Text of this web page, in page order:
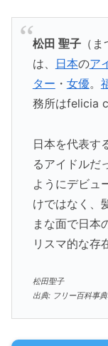
松田 聖子（ま
は、
日本のア
ター ・ 女優。
務所はfelicia
日本を代表す
るアイドルだ
ようにデビュ
けではなく、
まな面で日本
リスマ的な存
松田聖子
出典: フリー百科事